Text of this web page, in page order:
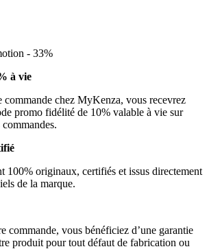
- 33%
à vie
commande chez MyKenza, vous recevrez
promo fidélité de 10% valable à vie sur
100% originaux, certifiés et issus directement
de la marque.
commande, vous bénéficiez d’une garantie
produit pour tout défaut de fabrication ou